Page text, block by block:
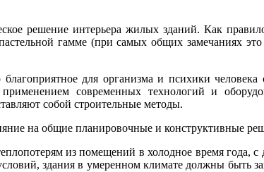
решение интерьера жилых зданий. Как
гамме (при самых общих замечаниях
для организма и психики человека
современных технологий и
собой строительные методы.
на общие планировочные и конструктивные
из помещений в холодное время года, с
здания в умеренном климате должны быть